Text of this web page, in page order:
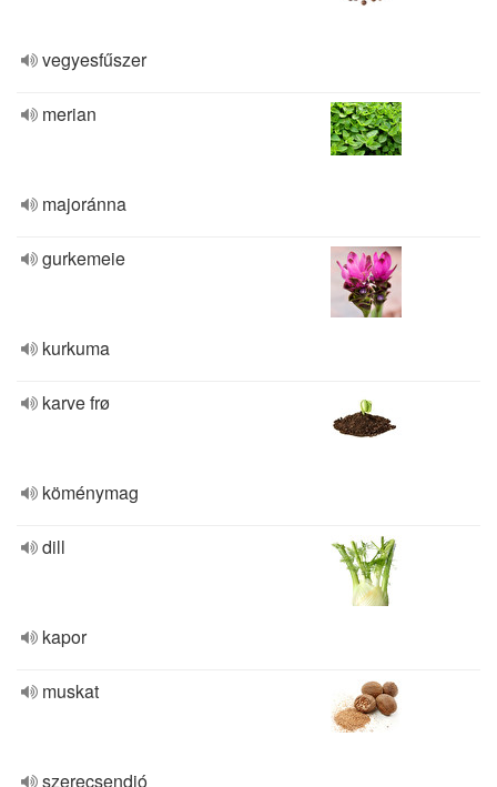
vegyesfűszer
merian
majoránna
gurkemeie
kurkuma
karve frø
köménymag
dill
kapor
muskat
szerecsendió